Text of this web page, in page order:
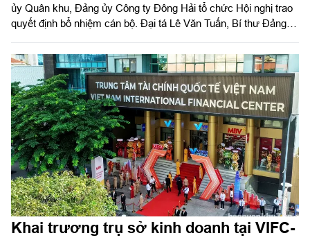
ủy Quân khu, Đảng ủy Công ty Đông Hải tổ chức Hội nghị trao
quyết định bổ nhiệm cán bộ. Đại tá Lê Văn Tuấn, Bí thư Đảng
Khai trương trụ sở kinh doanh tại VIFC-